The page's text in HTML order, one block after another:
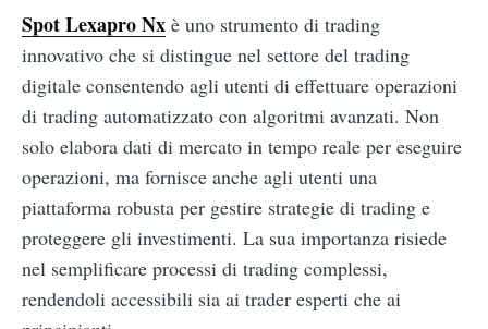
Spot Lexapro Nx è uno strumento di trading
innovativo che si distingue nel settore del trading
digitale consentendo agli utenti di effettuare operazioni
di trading automatizzato con algoritmi avanzati. Non
solo elabora dati di mercato in tempo reale per eseguire
operazioni, ma fornisce anche agli utenti una
piattaforma robusta per gestire strategie di trading e
proteggere gli investimenti. La sua importanza risiede
nel semplificare processi di trading complessi,
rendendoli accessibili sia ai trader esperti che ai